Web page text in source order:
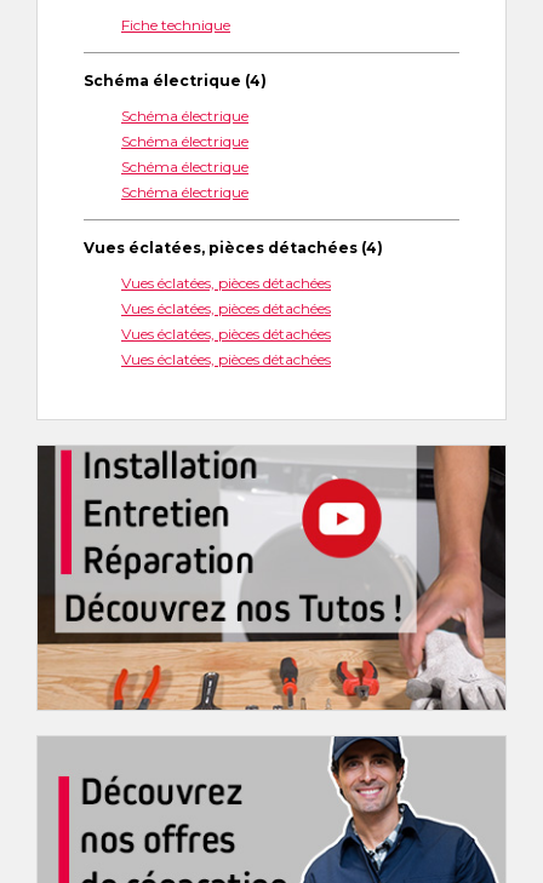
Fiche technique
Schéma électrique (4)
Schéma électrique
Schéma électrique
Schéma électrique
Schéma électrique
Vues éclatées, pièces détachées (4)
Vues éclatées, pièces détachées
Vues éclatées, pièces détachées
Vues éclatées, pièces détachées
Vues éclatées, pièces détachées